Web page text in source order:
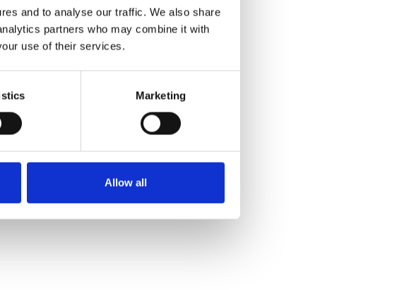
and to analyse our traffic. We also share
partners who may combine it with
use of their services.
Marketing
Allow all